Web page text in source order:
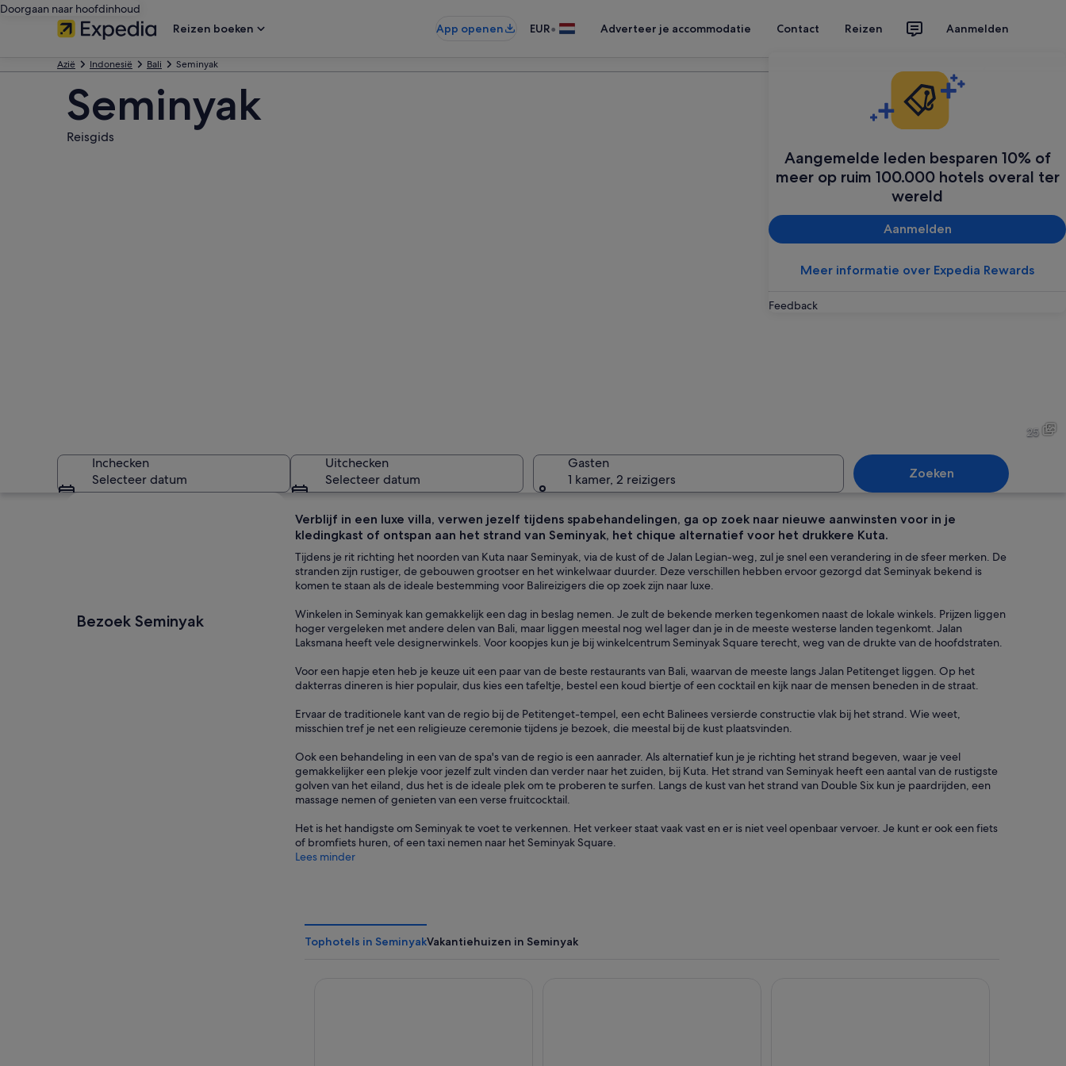
Doorgaan naar hoofdinhoud
Reizen boeken
App openen EUR• Adverteer je accommodatie Contact Reizen Aanmelden
Aangemelde leden besparen 10% of
meer op ruim 100.000 hotels overal ter
wereld
Aanmelden
Meer informatie over Expedia Rewards
Feedback
Azië Indonesië Bali Seminyak
Seminyak
Reisgids
Een strand met gele ligstoelen en oranje parasols.
Vrolijk gekleurde surfplanken uitgelijnd op een strand met parasols en ligstoelen.
25
Inchecken
Selecteer datum
Uitchecken
Selecteer datum
Gasten
1 kamer, 2 reizigers
Zoeken
Bezoek Seminyak
Verblijf in een luxe villa, verwen jezelf tijdens spabehandelingen, ga op zoek naar nieuwe aanwinsten voor in je
kledingkast of ontspan aan het strand van Seminyak, het chique alternatief voor het drukkere Kuta.
Tijdens je rit richting het noorden van Kuta naar Seminyak, via de kust of de Jalan Legian-weg, zul je snel een verandering in de sfeer merken. De
stranden zijn rustiger, de gebouwen grootser en het winkelwaar duurder. Deze verschillen hebben ervoor gezorgd dat Seminyak bekend is
komen te staan als de ideale bestemming voor Balireizigers die op zoek zijn naar luxe.
Winkelen in Seminyak kan gemakkelijk een dag in beslag nemen. Je zult de bekende merken tegenkomen naast de lokale winkels. Prijzen liggen
hoger vergeleken met andere delen van Bali, maar liggen meestal nog wel lager dan je in de meeste westerse landen tegenkomt. Jalan
Laksmana heeft vele designerwinkels. Voor koopjes kun je bij winkelcentrum Seminyak Square terecht, weg van de drukte van de hoofdstraten.
Voor een hapje eten heb je keuze uit een paar van de beste restaurants van Bali, waarvan de meeste langs Jalan Petitenget liggen. Op het
dakterras dineren is hier populair, dus kies een tafeltje, bestel een koud biertje of een cocktail en kijk naar de mensen beneden in de straat.
Ervaar de traditionele kant van de regio bij de Petitenget-tempel, een echt Balinees versierde constructie vlak bij het strand. Wie weet,
misschien tref je net een religieuze ceremonie tijdens je bezoek, die meestal bij de kust plaatsvinden.
Ook een behandeling in een van de spa's van de regio is een aanrader. Als alternatief kun je je richting het strand begeven, waar je veel
gemakkelijker een plekje voor jezelf zult vinden dan verder naar het zuiden, bij Kuta. Het strand van Seminyak heeft een aantal van de rustigste
golven van het eiland, dus het is de ideale plek om te proberen te surfen. Langs de kust van het strand van Double Six kun je paardrijden, een
massage nemen of genieten van een verse fruitcocktail.
Het is het handigste om Seminyak te voet te verkennen. Het verkeer staat vaak vast en er is niet veel openbaar vervoer. Je kunt er ook een fiets
of bromfiets huren, of een taxi nemen naar het Seminyak Square.
Lees minder
Tophotels in SeminyakVakantiehuizen in Seminyak